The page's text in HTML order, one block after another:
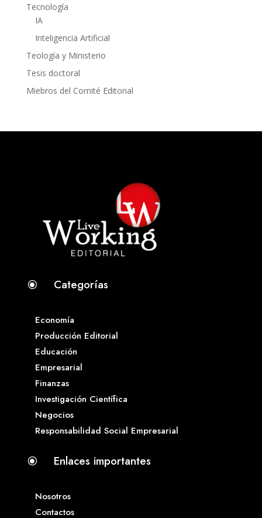
Tecnología
IA
Inteligencia Artificial
Teología y Ministerio
Tesis doctoral
Miebros del Comité Editorial
\ Categorías
Economía
Producción Editorial
Educación
Empresarial
Finanzas
Investigación Científica
Negocios
Responsabilidad Social Empresarial
\ Enlaces importantes
Nosotros
Contactos